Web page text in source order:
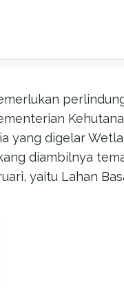
yang digelar
diambilnya
yaitu Lahan